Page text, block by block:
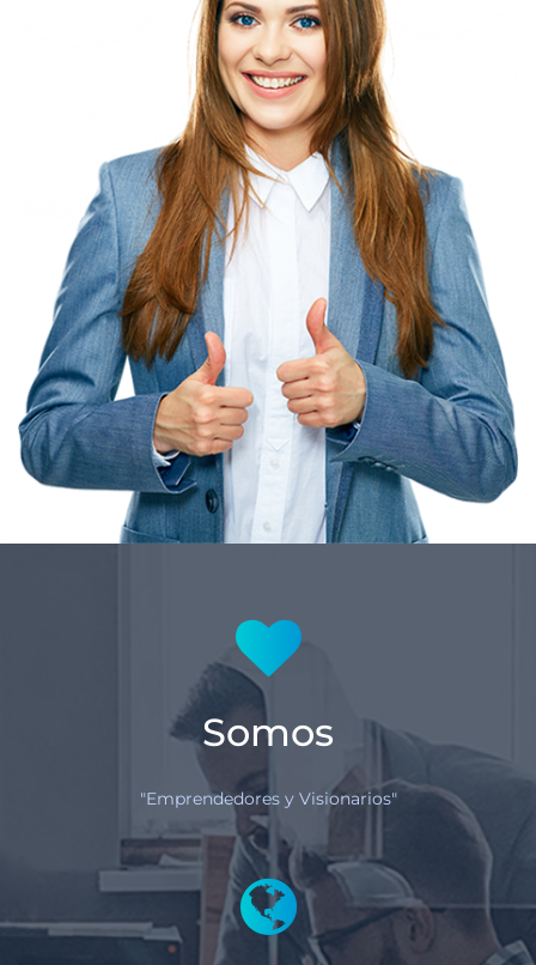
Somos
"Emprendedores y Visionarios"